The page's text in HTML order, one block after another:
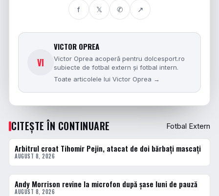
f 𝕏 ✆ ↗
VI
VICTOR OPREA
Victor Oprea acoperă pentru dolcesport.ro
subiecte de fotbal extern și fotbal intern.
Toate articolele lui Victor Oprea →
CITEȘTE ÎN CONTINUARE Fotbal Extern
FOTBAL EXTERN
Arbitrul croat Tihomir Pejin, atacat de doi bărbați mascați
AUGUST 8, 2026
FOTBAL EXTERN
Andy Morrison revine la microfon după șase luni de pauză
AUGUST 8, 2026